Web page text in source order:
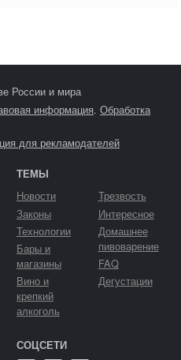
России и мира
информация. Обработка
для рекламодателей
ТЕМЫ
Новости
Законы
Технологии
Бары и
магазины
Вино и
крепкий
алкоголь
Трезвость
Интересное
Домашнее
пивоварение
FAQ
Дегустации
СОЦСЕТИ